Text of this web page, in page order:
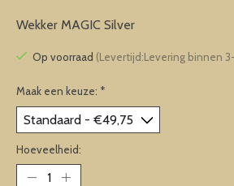
Wekker MAGIC Silver
Op voorraad (Levertijd:Levering binnen
Maak een keuze: *
Hoeveelheid: